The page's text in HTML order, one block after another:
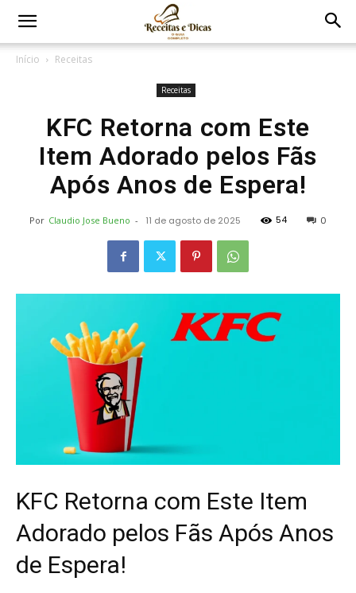
Início Receitas
Receitas
KFC Retorna com Este
Item Adorado pelos Fãs
Após Anos de Espera!
Por Claudio Jose Bueno - 11 de agosto de 2025 54 0
KFC Retorna com Este Item
Adorado pelos Fãs Após Anos
de Espera!